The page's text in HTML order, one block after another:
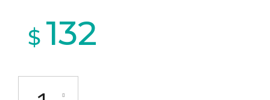
$ 132
LICORERA ACERO 6 ONZ cantidad